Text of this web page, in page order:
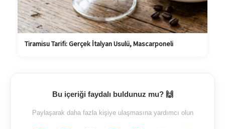
Tiramisu Tarifi: Gerçek İtalyan Usulü, Mascarponeli
Bu içeriği faydalı buldunuz mu? 🙌
Paylaşarak daha fazla kişiye ulaşmasına yardımcı olun